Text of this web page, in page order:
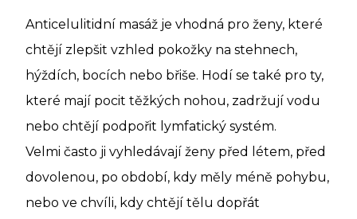
Anticelulitidní masáž je vhodná pro ženy, které
chtějí zlepšit vzhled pokožky na stehnech,
hýždích, bocích nebo břiše. Hodí se také pro ty,
které mají pocit těžkých nohou, zadržují vodu
nebo chtějí podpořit lymfatický systém.
Velmi často ji vyhledávají ženy před létem, před
dovolenou, po období, kdy měly méně pohybu,
nebo ve chvíli, kdy chtějí tělu dopřát